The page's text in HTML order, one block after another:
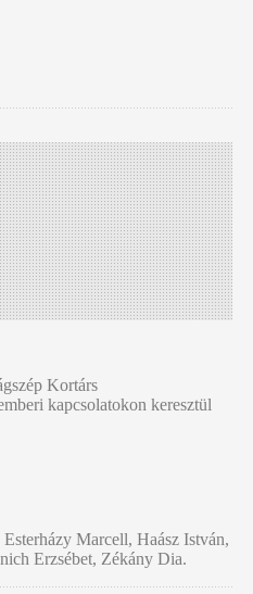
Kortárs
kapcsolatokon keresztül
Marcell, Haász István,
Erzsébet, Zékány Dia.